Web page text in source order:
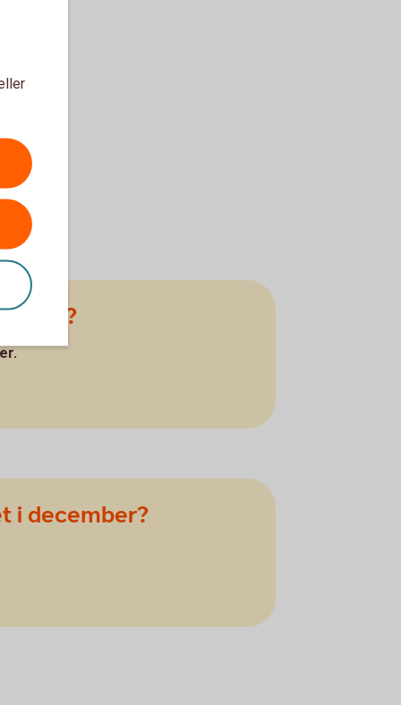
i juni?
i december?